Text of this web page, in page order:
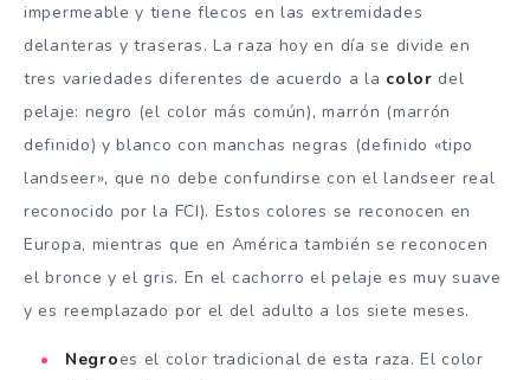
impermeable y tiene flecos en las extremidades
delanteras y traseras. La raza hoy en día se divide en
tres variedades diferentes de acuerdo a la color del
pelaje: negro (el color más común), marrón (marrón
definido) y blanco con manchas negras (definido «tipo
landseer», que no debe confundirse con el landseer real
reconocido por la FCI). Estos colores se reconocen en
Europa, mientras que en América también se reconocen
el bronce y el gris. En el cachorro el pelaje es muy suave
y es reemplazado por el del adulto a los siete meses.
Negroes el color tradicional de esta raza. El color